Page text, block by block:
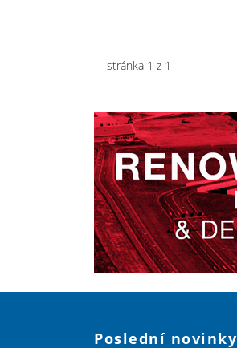
stránka 1 z 1
Poslední novinky